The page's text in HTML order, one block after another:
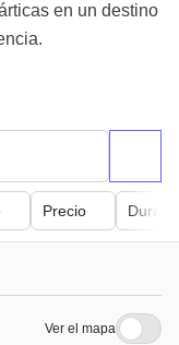
en un destino
Precio
Ver el mapa